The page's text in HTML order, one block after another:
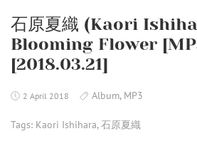
石原夏織 (Kaori
Blooming Flower
[2018.03.21]
2 April 2018 Album, MP3
Tags: Kaori Ishihara,石原夏織